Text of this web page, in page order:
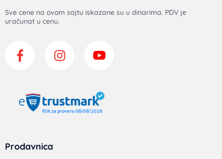
Sve cene na ovom sajtu iskazane su u dinarima. PDV je
uračunat u cenu.
Prodavnica